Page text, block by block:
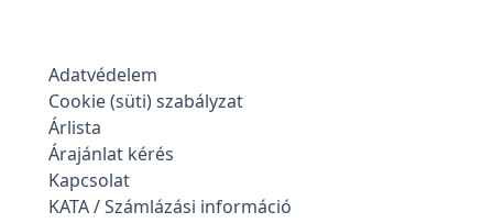
Adatvédelem
Cookie (süti) szabályzat
Árlista
Árajánlat kérés
Kapcsolat
KATA / Számlázási információ